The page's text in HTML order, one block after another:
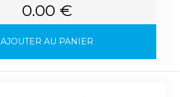
0.00 €
AJOUTER AU PANIER